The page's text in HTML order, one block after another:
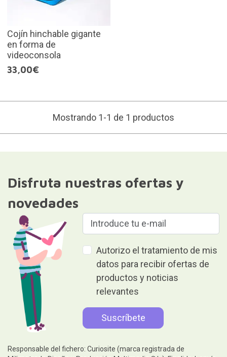
Cojín hinchable gigante
en forma de
videoconsola
33,00€
Mostrando 1-1 de 1 productos
Disfruta nuestras ofertas y
novedades
Autorizo el tratamiento de mis
datos para recibir ofertas de
productos y noticias
relevantes
Responsable del fichero: Curiosite (marca registrada de